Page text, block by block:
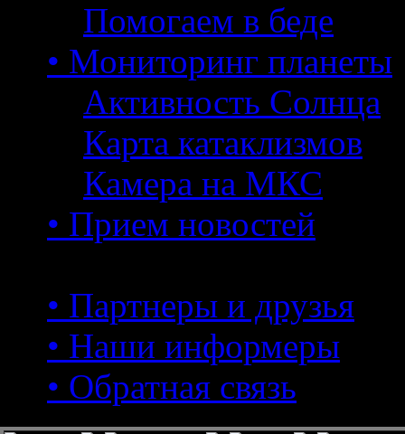
Помогаем в беде
• Мониторинг планеты
Активность Солнца
Карта катаклизмов
Камера на МКС
• Прием новостей
• Партнеры и друзья
• Наши информеры
• Обратная связь